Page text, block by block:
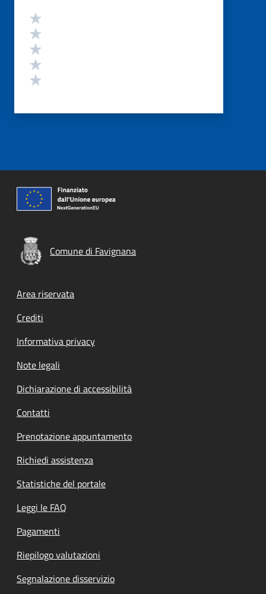
Valutazione
Comune di Favignana
Footer menu
Area riservata
Crediti
Informativa privacy
Note legali
Dichiarazione di accessibilità
Contatti
Prenotazione appuntamento
Richiedi assistenza
Statistiche del portale
Leggi le FAQ
Pagamenti
Riepilogo valutazioni
Segnalazione disservizio